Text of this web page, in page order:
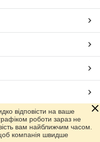
Prom.ua
відповісти на ваше
роботи зараз не
вам найближчим часом.
компанія швидше